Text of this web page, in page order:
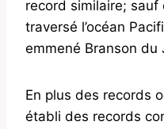
record similaire;
traversé l’océan
emmené Branson du
En plus des records
établi des records